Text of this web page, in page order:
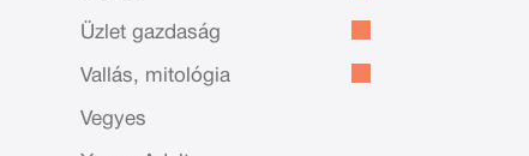
Üzlet gazdaság
Vallás, mitológia
Vegyes